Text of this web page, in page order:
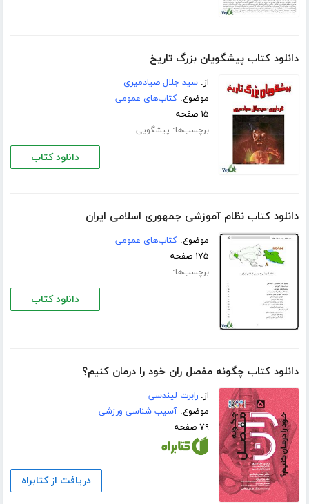
دانلود کتاب پیشگویان بزرگ تاریخ
از:سید جلال صیادمیری
موضوع:کتاب‌های عمومی
۱۵ صفحه
برچسب‌ها: پیشگویی
دانلود کتاب
دانلود کتاب نظام آموزشی جمهوری اسلامی ایران
موضوع:کتاب‌های عمومی
۱۷۵ صفحه
برچسب‌ها:
دانلود کتاب
دانلود کتاب چگونه مفصل ران خود را درمان کنیم؟
از:رابرت لیندسی
موضوع:آسیب شناسی ورزشی
۷۹ صفحه
دریافت از کتابراه